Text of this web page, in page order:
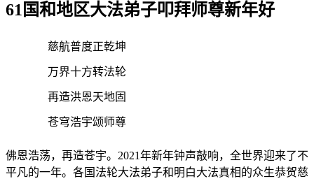
61国和地区大法弟子叩拜师尊新年好
慈航普度正乾坤
万界十方转法轮
再造洪恩天地固
苍穹浩宇颂师尊
佛恩浩荡，再造苍宇。2021年新年钟声敲响，全世界迎来了不
平凡的一年。各国法轮大法弟子和明白大法真相的众生恭贺慈